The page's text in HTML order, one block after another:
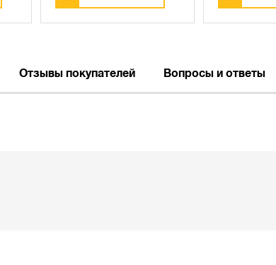
Отзывы покупателей Вопросы и ответы